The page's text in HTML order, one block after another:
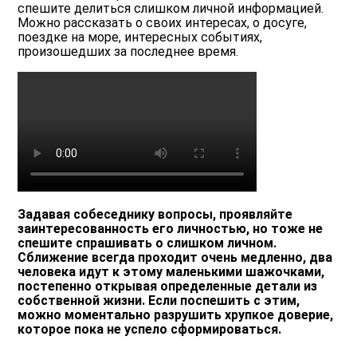
спешите делиться слишком личной информацией.
Можно рассказать о своих интересах, о досуге,
поездке на море, интересных событиях,
произошедших за последнее время.
Задавая собеседнику вопросы, проявляйте
заинтересованность его личностью, но тоже не
спешите спрашивать о слишком личном.
Сближение всегда проходит очень медленно, два
человека идут к этому маленькими шажочками,
постепенно открывая определенные детали из
собственной жизни. Если поспешить с этим,
можно моментально разрушить хрупкое доверие,
которое пока не успело сформироваться.